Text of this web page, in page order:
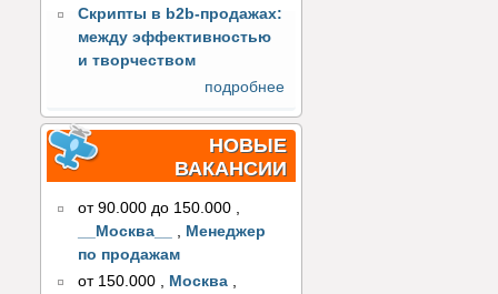
Скрипты в b2b-продажах:
между эффективностью
и творчеством
подробнее
НОВЫЕ
ВАКАНСИИ
от 90.000 до 150.000 ,
__Москва__
, Менеджер
по продажам
от 150.000
Москва